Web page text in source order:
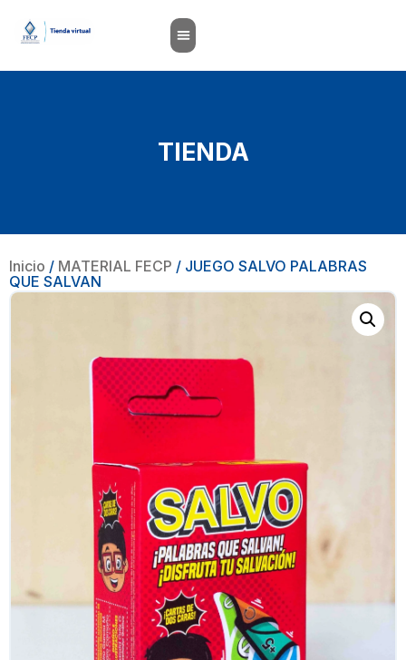
TIENDA
Inicio / MATERIAL FECP / JUEGO SALVO PALABRAS
QUE SALVAN